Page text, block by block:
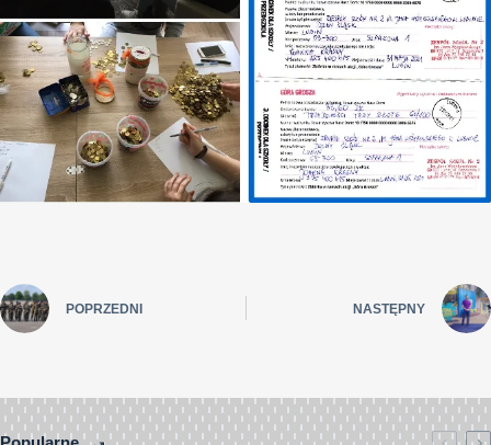
POPRZEDNI NASTĘPNY